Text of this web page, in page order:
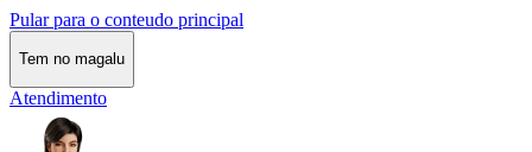
Pular para o conteudo principal
Tem no magalu
Atendimento